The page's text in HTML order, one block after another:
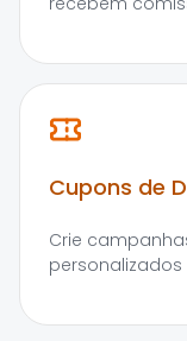
Cupons de
Crie